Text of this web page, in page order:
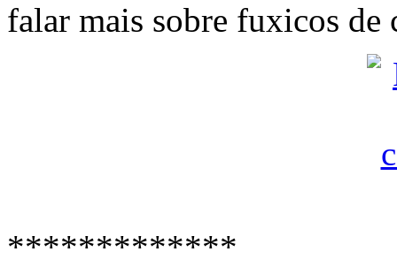
falar mais sobre fuxicos de
*************